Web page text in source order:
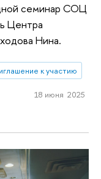
семинар СОЦ
Центра
Нина.
к участию
18 июня 2025